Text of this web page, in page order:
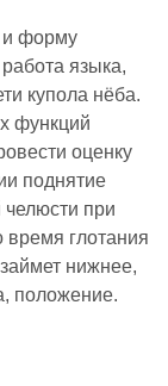
и форму
языка,
купола нёба.
функций
оценку
поднятие
челюсти при
глотания
нижнее,
положение.